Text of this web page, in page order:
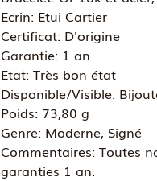
Ecrin: Etui Cartier
Certificat: D'origine
Garantie: 1 an
Etat: Très bon état
Disponible/Visible:
Poids: 73,80 g
Genre: Moderne, Signé
Commentaires: Toutes
garanties 1 an.